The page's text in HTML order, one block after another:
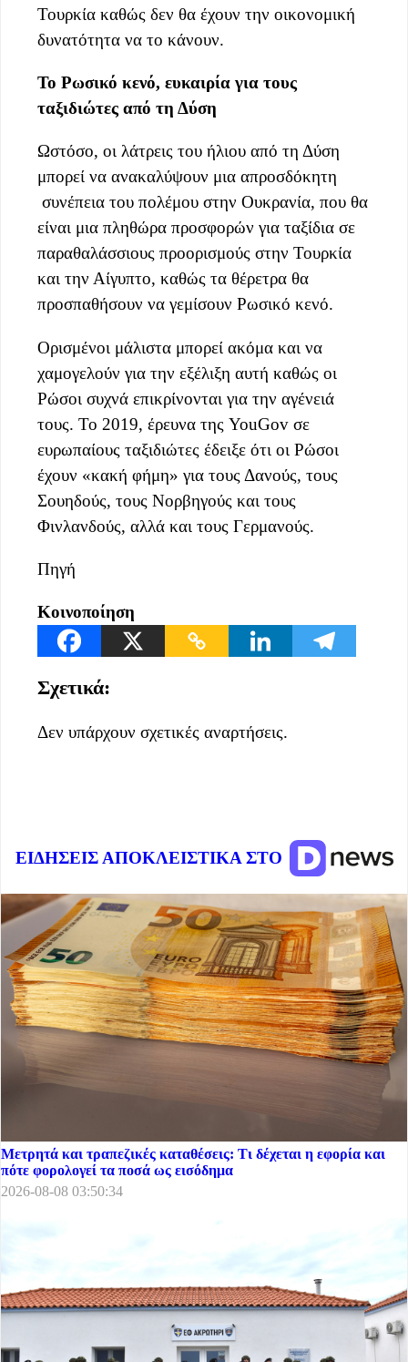
Τουρκία καθώς δεν θα έχουν την οικονομική
δυνατότητα να το κάνουν.
Το Ρωσικό κενό, ευκαιρία για τους
ταξιδιώτες από τη Δύση
Ωστόσο, οι λάτρεις του ήλιου από τη Δύση
μπορεί να ανακαλύψουν μια απροσδόκητη
συνέπεια του πολέμου στην Ουκρανία, που θα
είναι μια πληθώρα προσφορών για ταξίδια σε
παραθαλάσσιους προορισμούς στην Τουρκία
και την Αίγυπτο, καθώς τα θέρετρα θα
προσπαθήσουν να γεμίσουν Ρωσικό κενό.
Ορισμένοι μάλιστα μπορεί ακόμα και να
χαμογελούν για την εξέλιξη αυτή καθώς οι
Ρώσοι συχνά επικρίνονται για την αγένειά
τους. Το 2019, έρευνα της YouGov σε
ευρωπαίους ταξιδιώτες έδειξε ότι οι Ρώσοι
έχουν «κακή φήμη» για τους Δανούς, τους
Σουηδούς, τους Νορβηγούς και τους
Φινλανδούς, αλλά και τους Γερμανούς.
Πηγή
Κοινοποίηση
Σχετικά:
Δεν υπάρχουν σχετικές αναρτήσεις.
ΕΙΔΗΣΕΙΣ ΑΠΟΚΛΕΙΣΤΙΚΑ ΣΤΟ
Μετρητά και τραπεζικές καταθέσεις: Τι δέχεται η εφορία και
πότε φορολογεί τα ποσά ως εισόδημα
2026-08-08 03:50:34